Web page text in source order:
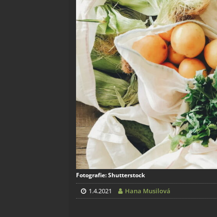
Fotografie: Shutterstock
1.4.2021 Hana Musilová